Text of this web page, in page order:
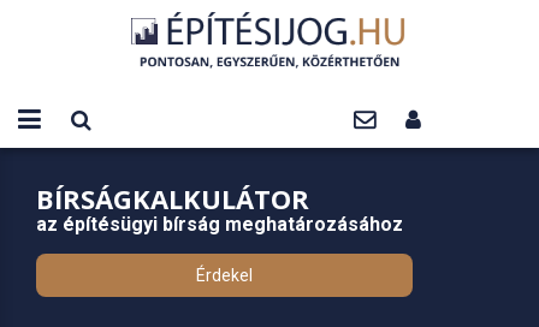
BÍRSÁGKALKULÁTOR
az építésügyi bírság meghatározásához
Érdekel